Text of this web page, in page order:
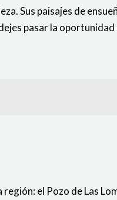
Sus paisajes de
pasar la
el Pozo de Las